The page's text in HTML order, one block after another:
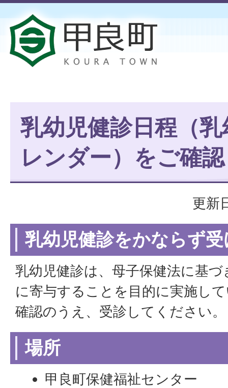
乳幼児健診日程（
レンダー）をご確
更新
乳幼児健診をかならず
乳幼児健診は、母子保健法に基
に寄与することを目的に実施し
確認のうえ、受診してください。
場所
甲良町保健福祉センター